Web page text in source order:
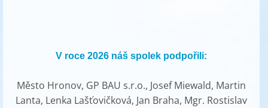
V roce 2026 náš spolek podpořili:
Město Hronov, GP BAU s.r.o., Josef Miewald, Martin
Lanta, Lenka Lašťovičková, Jan Braha, Mgr. Rostislav